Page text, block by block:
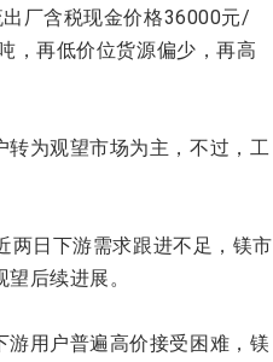
厂含税现金价格36000元/
，再低价位货源偏少，再高
为观望市场为主，不过，工
两日下游需求跟进不足，镁市
后续进展。
用户普遍高价接受困难，镁